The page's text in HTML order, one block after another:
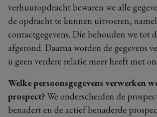
verhuuropdracht bewaren we alle
de opdracht te kunnen uitvoeren,
contactgegevens. Die behouden we tot
afgerond. Daarna worden de gegevens
u geen verdere relatie meer heeft met
Welke persoonsgegevens verwerken
prospect? We onderscheiden de
benadert en de actief benaderde